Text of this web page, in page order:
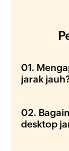
01.
jarak
02.
desktop